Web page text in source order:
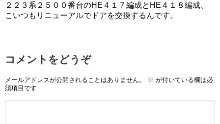
２２３系２５００番台のHE４１７編成とHE４１８編成、
こいつもリニューアルでドアを交換するんです。
コメントをどうぞ
メールアドレスが公開されることはありません。 ※ が付いている欄は必
須項目です